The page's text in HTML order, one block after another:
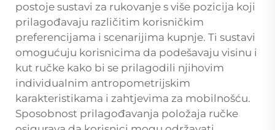
postoje sustavi za rukovanje s više pozicija koji
prilagođavaju različitim korisničkim
preferencijama i scenarijima kupnje. Ti sustavi
omogućuju korisnicima da podešavaju visinu i
kut ručke kako bi se prilagodili njihovim
individualnim antropometrijskim
karakteristikama i zahtjevima za mobilnošću.
Sposobnost prilagođavanja položaja ručke